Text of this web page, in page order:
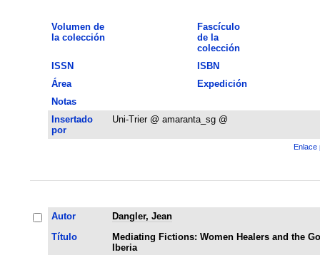
Volumen de
la colección
Fascículo
de la
colección
ISSN
ISBN
Área
Expedición
Notas
Insertado
por
Uni-Trier @ amaranta_sg @
Enlace
Autor
Dangler, Jean
Título
Mediating Fictions: Women Healers and the
Iberia